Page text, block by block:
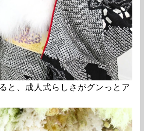
と、成人式らしさがグンっとア